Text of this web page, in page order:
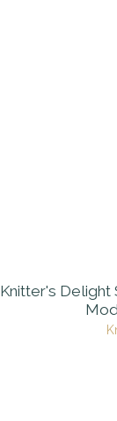
Knitter's Delight